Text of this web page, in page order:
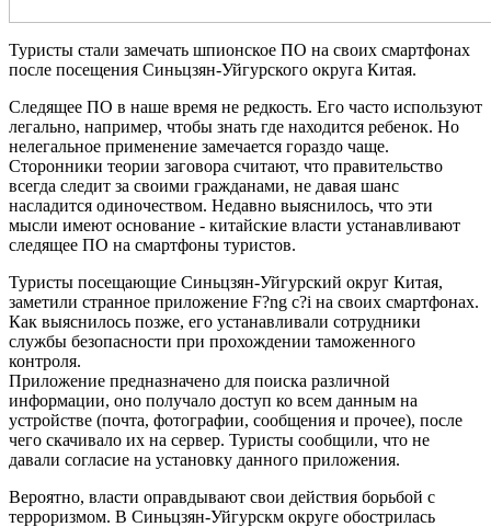
Туристы стали замечать шпионское ПО на своих смартфонах
после посещения Синьцзян-Уйгурского округа Китая.
Следящее ПО в наше время не редкость. Его часто используют
легально, например, чтобы знать где находится ребенок. Но
нелегальное применение замечается гораздо чаще.
Сторонники теории заговора считают, что правительство
всегда следит за своими гражданами, не давая шанс
насладится одиночеством. Недавно выяснилось, что эти
мысли имеют основание - китайские власти устанавливают
следящее ПО на смартфоны туристов.
Туристы посещающие Синьцзян-Уйгурский округ Китая,
заметили странное приложение F?ng c?i на своих смартфонах.
Как выяснилось позже, его устанавливали сотрудники
службы безопасности при прохождении таможенного
контроля.
Приложение предназначено для поиска различной
информации, оно получало доступ ко всем данным на
устройстве (почта, фотографии, сообщения и прочее), после
чего скачивало их на сервер. Туристы сообщили, что не
давали согласие на установку данного приложения.
Вероятно, власти оправдывают свои действия борьбой с
терроризмом. В Синьцзян-Уйгурскм округе обострилась